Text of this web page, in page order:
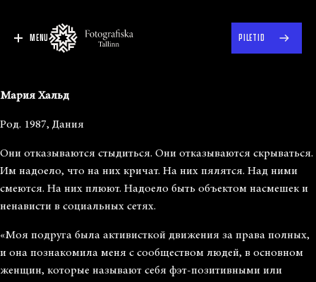
MENU PILETID
Мария Хальд
Род. 1987, Дания
Они отказываются стыдиться. Они отказываются скрываться.
Им надоело, что на них кричат. На них пялятся. Над ними
смеются. На них плюют. Надоело быть объектом насмешек и
ненависти в социальных сетях.
«Моя подруга была активисткой движения за права полных,
и она познакомила меня с сообществом людей, в основном
женщин, которые называют себя фэт-позитивными или